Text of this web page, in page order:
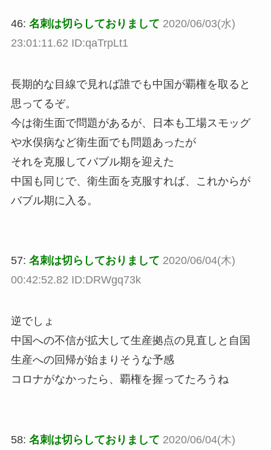
46: 名刺は切らしておりまして 2020/06/03(水)
23:01:11.62 ID:qaTrpLt1
長期的な目線で見れば誰でも中国が覇権を取ると
思ってるぞ。
今は衛生面で問題があるが、日本も工場スモッグ
や水俣病など衛生面でも問題あったが
それを克服してバブル期を迎えた
中国も同じで、衛生面を克服すれば、これからが
バブル期に入る。
57: 名刺は切らしておりまして 2020/06/04(木)
00:42:52.82 ID:DRWgq73k
逆でしょ
中国への不信が拡大して生産拠点の見直しと自国
生産への回帰が始まりそうな予感
コロナがなかったら、覇権を握ってたろうね
58: 名刺は切らしておりまして 2020/06/04(木)